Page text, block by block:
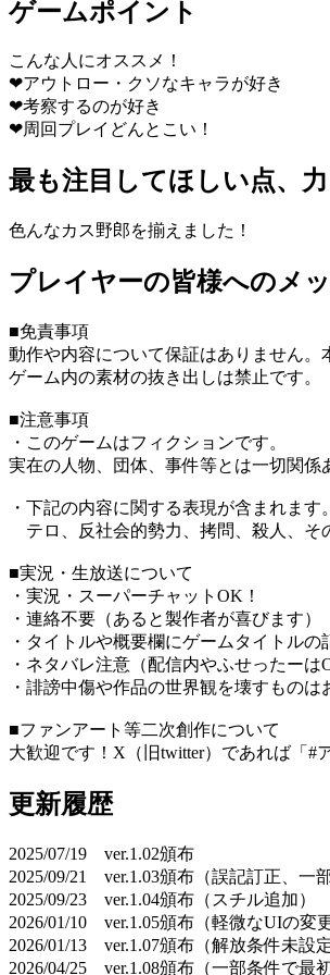
ゲームポイント
こんな人にオススメ！
❤アウトロー・クソなキャラが好き
❤考察するのが好き
❤周回プレイどんとこい！
最も注目してほしい点、
色んなカス野郎を揃えました！
プレイヤーの皆様へのメ
■免責事項
動作や内容について保証はありません。
ゲーム内の素材の抜き出しは禁止です。
■注意事項
・このゲームはフィクションです。
実在の人物、団体、事件等とは一切関係
・下記の内容に関する表現が含まれま
テロ、反社会的勢力、拷問、殺人、そ
■実況・生放送について
・実況・スーパーチャットOK！
・連絡不要（あると製作者が喜びます）
・タイトルや概要欄にゲームタイトルの
・ネタバレ注意（配信内やふせったー
・誹謗中傷や作品の世界観を壊すものは
■ファンアート等二次創作について
大歓迎です！X（旧twitter）であれば「#
更新履歴
2025/07/19 ver.1.02頒布
2025/09/21 ver.1.03頒布（誤記訂正、一
2025/09/23 ver.1.04頒布（スチル追加）
2026/01/10 ver.1.05頒布（軽微なUIの変更
2026/01/13 ver.1.07頒布（解放条件未設
2026/04/25 ver.1.08頒布（一部条件で最